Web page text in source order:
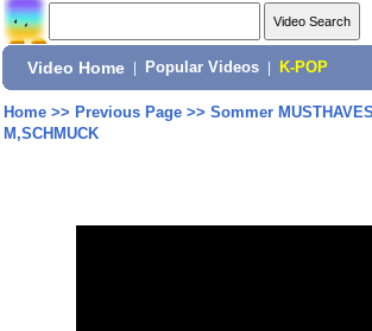
Video Home Popular Videos K-POP
Home>> Previous Page>> Sommer
M,SCHMUCK